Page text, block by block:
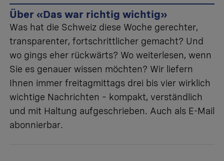
Über «Das war richtig wichtig»
Was hat die Schweiz diese Woche gerechter,
transparenter, fortschrittlicher gemacht? Und
wo gings eher rückwärts? Wo weiterlesen, wenn
Sie es genauer wissen möchten? Wir liefern
Ihnen immer freitagmittags drei bis vier wirklich
wichtige Nachrichten – kompakt, verständlich
und mit Haltung aufgeschrieben. Auch als E-Mail
abonnierbar.